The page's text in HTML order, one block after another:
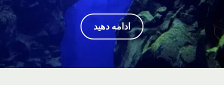
ادامه دهید